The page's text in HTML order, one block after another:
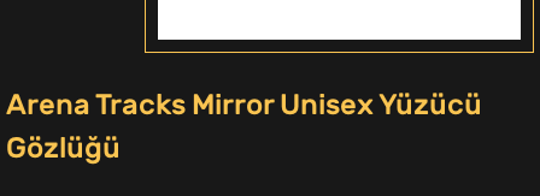
Arena Tracks Mirror Unisex Yüzücü
Gözlüğü